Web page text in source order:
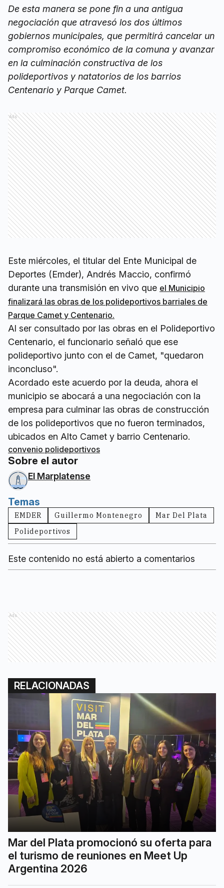
De esta manera se pone fin a una antigua
negociación que atravesó los dos últimos
gobiernos municipales, que permitirá cancelar un
compromiso económico de la comuna y avanzar
en la culminación constructiva de los
polideportivos y natatorios de los barrios
Centenario y Parque Camet.
Ads
Este miércoles, el titular del Ente Municipal de
Deportes (Emder), Andrés Maccio, confirmó
durante una transmisión en vivo que el Municipio
finalizará las obras de los polideportivos barriales de
Parque Camet y Centenario.
Al ser consultado por las obras en el Polideportivo
Centenario, el funcionario señaló que ese
polideportivo junto con el de Camet, "quedaron
inconcluso".
Acordado este acuerdo por la deuda, ahora el
municipio se abocará a una negociación con la
empresa para culminar las obras de construcción
de los polideportivos que no fueron terminados,
ubicados en Alto Camet y barrio Centenario.
convenio polideportivos
Sobre el autor
El Marplatense
Temas
EMDER Guillermo Montenegro
Mar Del Plata
Polideportivos
Este contenido no está abierto a comentarios
Ads
RELACIONADAS
Mar del Plata promocionó su oferta para
el turismo de reuniones en Meet Up
Argentina 2026